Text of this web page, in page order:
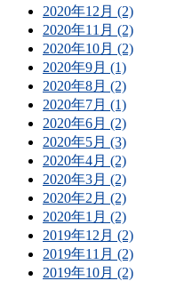
2020年12月 (2)
2020年11月 (2)
2020年10月 (2)
2020年9月 (1)
2020年8月 (2)
2020年7月 (1)
2020年6月 (2)
2020年5月 (3)
2020年4月 (2)
2020年3月 (2)
2020年2月 (2)
2020年1月 (2)
2019年12月 (2)
2019年11月 (2)
2019年10月 (2)